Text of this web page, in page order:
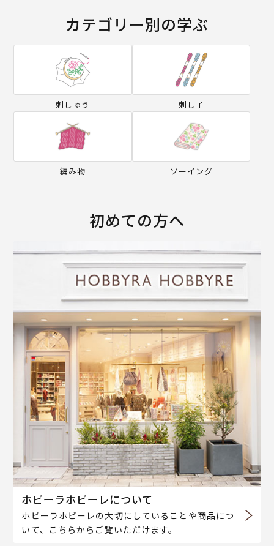
カテゴリー別の学ぶ
刺しゅう 刺し子
編み物 ソーイング
初めての方へ
ホビーラホビーレについて
ホビーラホビーレの大切にしていることや商品につ
いて、こちらからご覧いただけます。